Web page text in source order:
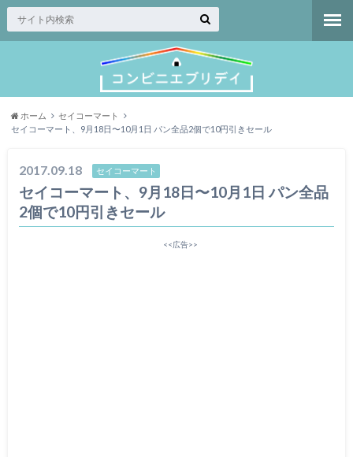
ホーム
セイコーマート
セイコーマート、9月18日〜10月1日 パン全品2個で10円引きセール
2017.09.18 セイコーマート
セイコーマート、9月18日〜10月1日 パン全品
2個で10円引きセール
<<広告>>